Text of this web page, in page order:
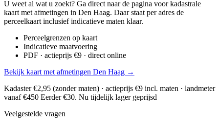
U weet al wat u zoekt? Ga direct naar de pagina voor kadastrale
kaart met afmetingen in Den Haag. Daar staat per adres de
perceelkaart inclusief indicatieve maten klaar.
Perceelgrenzen op kaart
Indicatieve maatvoering
PDF · actieprijs €9 · direct online
Bekijk kaart met afmetingen Den Haag →
Kadaster €2,95 (zonder maten) · actieprijs €9 incl. maten · landmeter
vanaf €450 Eerder €30. Nu tijdelijk lager geprijsd
Veelgestelde vragen